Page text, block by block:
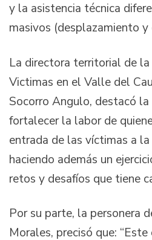
y la asistencia técnica
masivos (desplazamiento
La directora territorial de
Victimas en el Valle del
Socorro Angulo, destacó
fortalecer la labor de
entrada de las víctimas a
haciendo además un
retos y desafíos que tiene
Por su parte, la personera
Morales, precisó que: